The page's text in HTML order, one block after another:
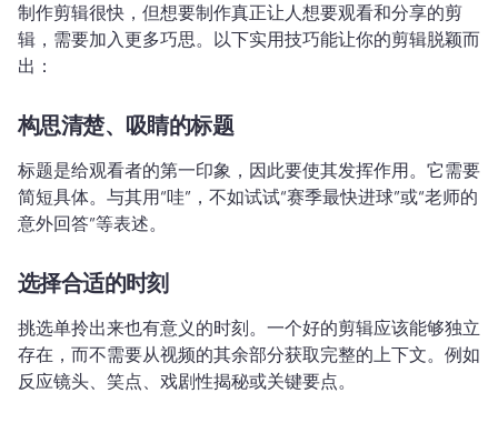
制作剪辑很快，但想要制作真正让人想要观看和分享的剪
辑，需要加入更多巧思。 以下实用技巧能让你的剪辑脱颖而
出：
构思清楚、吸睛的标题
标题是给观看者的第一印象，因此要使其发挥作用。 它需要
简短具体。 与其用“哇”，不如试试“赛季最快进球”或“老师的
意外回答”等表述。
选择合适的时刻
挑选单拎出来也有意义的时刻。 一个好的剪辑应该能够独立
存在，而不需要从视频的其余部分获取完整的上下文。 例如
反应镜头、笑点、戏剧性揭秘或关键要点。